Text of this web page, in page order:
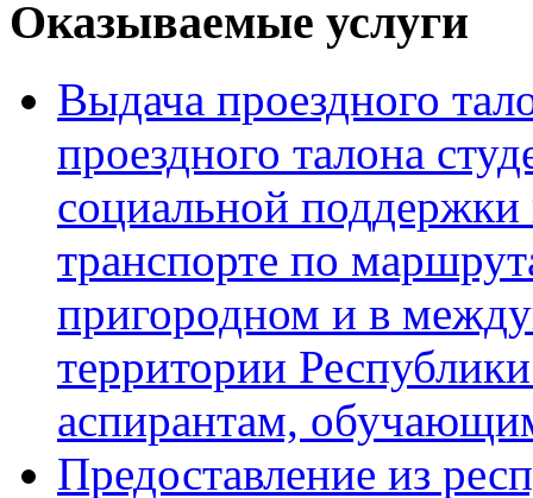
Оказываемые услуги
Выдача проездного
проездного талона
социальной
транспорте по
пригородном и в
территории
аспирантам,
Предоставление из